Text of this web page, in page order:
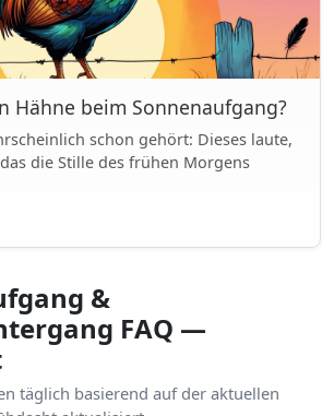
Hähne beim Sonnenaufgang?
schon gehört: Dieses laute,
die Stille des frühen Morgens
&
FAQ —
täglich basierend auf der aktuellen